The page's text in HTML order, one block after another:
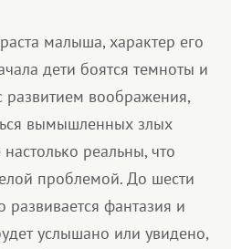
малыша, характер его
дети боятся темноты и
развитием воображения,
вымышленных злых
реальны, что
проблемой. До шести
развивается фантазия и
услышано или увидено,